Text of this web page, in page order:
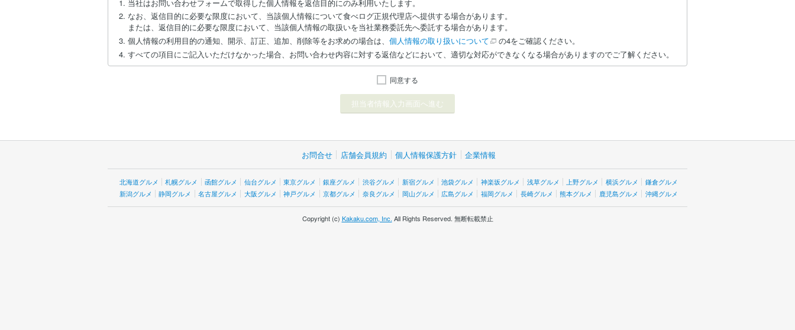
当社はお問い合わせフォームで取得した個人情報を返信目的にのみ利用いたします。
なお、返信目的に必要な限度において、当該個人情報について食べログ正規代理店へ提供する場合があります。
または、返信目的に必要な限度において、当該個人情報の取扱いを当社業務委託先へ委託する場合があります。
個人情報の利用目的の通知、開示、訂正、追加、削除等をお求めの場合は、 個人情報の取り扱いについて
の4をご確認ください。
すべての項目にご記入いただけなかった場合、お問い合わせ内容に対する返信などにおいて、適切な対応ができなくなる場合がありますのでご了解ください。
同意する
お問合せ 店舗会員規約 個人情報保護方針 企業情報
北海道グルメ 札幌グルメ 函館グルメ 仙台グルメ 東京グルメ 銀座グルメ 渋谷グルメ 新宿グルメ 池袋グルメ 神楽坂グルメ 浅草グルメ 上野グルメ 横浜グルメ
鎌倉グルメ
新潟グルメ
静岡グルメ 名古屋グルメ 大阪グルメ 神戸グルメ 京都グルメ 奈良グルメ 岡山グルメ 広島グルメ 福岡グルメ 長崎グルメ 熊本グルメ 鹿児島グルメ 沖縄グルメ
Copyright (c) Kakaku.com, Inc. All Rights Reserved. 無断転載禁止